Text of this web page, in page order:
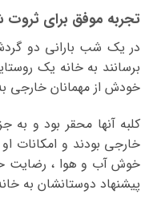
تجربه موفق برای
‫در یک شب بارانی دو
برسانند به خانه یک
خودش از مهمانان خارجی
کلبه آنها محقر بود و
خارجی بودند و امکانات
خوش آب و هوا ، رضایت
پیشنهاد دوستانشان به